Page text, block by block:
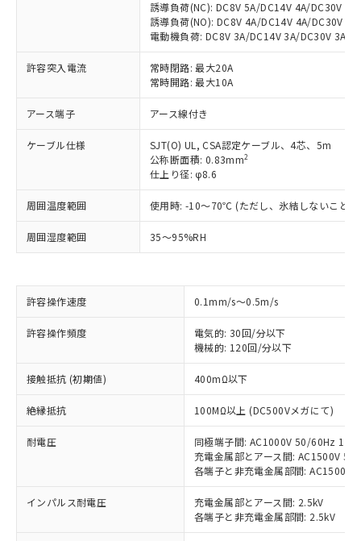
誘導負荷(NC): DC8V 5A/DC14V 4A/DC30V
誘導負荷(NO): DC8V 4A/DC14V 4A/DC30V
電動機負荷: DC8V 3A/DC14V 3A/DC30V 3A/
許容突入電流
常時閉路: 最大20A
常時開路: 最大10A
アース端子 アース線付き
ケーブル仕様
SJT(O) UL, CSA認定ケーブル、4芯、5m
公称断面積: 0.83mm2
仕上り径: φ8.6
周囲温度範囲 使用時: -10～70℃ (ただし、氷結しないこと）
周囲湿度範囲 35～95%RH
許容操作速度 0.1mm/s～0.5m/s
許容操作頻度
電気的: 30回/分以下
機械的: 120回/分以下
接触抵抗 (初期値) 400mΩ以下
絶縁抵抗 100MΩ以上 (DC500Vメガにて)
耐電圧
同極端子間: AC1000V 50/60Hz
充電金属部とアース間: AC1500V
各端子と非充電金属部間: AC1500V
インパルス耐電圧
充電金属部とアース間: 2.5kV
各端子と非充電金属部間: 2.5kV
ご利用条件
以下の条件をお読みいただき、同意のうえ
ご利用ください。
本サービスは、当社制御機器事業取扱
(税抜)を提供させていただくもので
当社制御機器事業取扱商品の中には、
本サービスの対象外となる商品もある
ことをご了承ください。
在庫状況および標準価格照会結果は、
※1 対応状況
対応済み：EU RoHS指令（10物質）の
す。
対応予定：EU RoHS指令（10物質）の非含
有に対応した製品に切り替える予定のある
商品です。
対応予定なし：EU RoHS指令（10物質）の
非含有に非対応の商品で、対応品を出す予
定はありません。
調査・確認中：EU RoHS指令（10物質）の
非含有の対応状況を調査中または確認中の
非該当品：ライセンス料など無形物で、有
害物質有無と関係のない商品です。
仕入先様の事情により、非含有部品として
いたものが、含有品と判明した場合などや
むを得ず変更することがあります。
※1 中国RoHS○×表
「○」：最大均質材料含有率が中国RoHSの
基準値以下であることを示します。
「×」：最大均質材料含有率が中国RoHSの
基準値を超えていることを示します。
「－」：未確認です。当社販売部門へお問
当社は、これら貴社製品のうち、外国
為替および外国貿易法に定める商品